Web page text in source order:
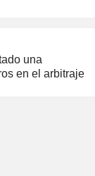
una
en el arbitraje